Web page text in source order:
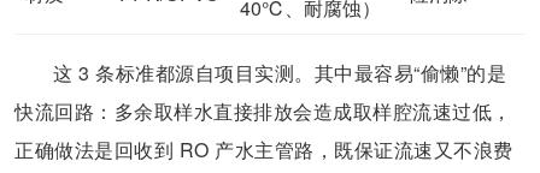
40℃、耐腐蚀）
这 3 条标准都源自项目实测。其中最容易“偷懒”的是
快流回路：多余取样水直接排放会造成取样腔流速过低，
正确做法是回收到 RO 产水主管路，既保证流速又不浪费